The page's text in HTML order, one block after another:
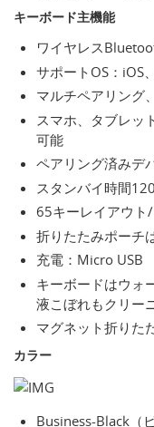
キーボード主機能
ワイヤレス
サポートOS：iOS
マルチペアリング
スマホ、タブレッ
可能
ペアリング済みデ
スタンバイ時間
65キーレイアウト
折りたたみポーチ
充電：Micro USB
キーボードはウォ
液こぼれもクリー
マグネット折りた
カラー
Business-Black（